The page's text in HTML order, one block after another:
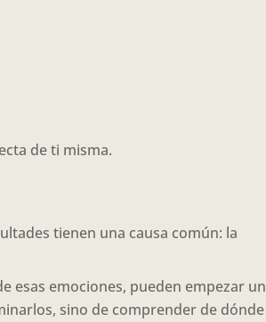
de ti misma.
tienen una causa común: la
esas emociones, pueden empezar un
sino de comprender de dónde